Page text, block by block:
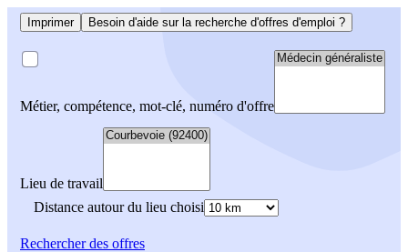
Imprimer Besoin d'aide sur la recherche d'offres d'emploi ?
Métier, compétence, mot-clé, numéro d'offre
Lieu de travail
Distance autour du lieu choisi
Rechercherdes offres